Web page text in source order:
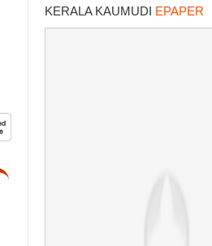
KERALA KAUMUDI EPAPER